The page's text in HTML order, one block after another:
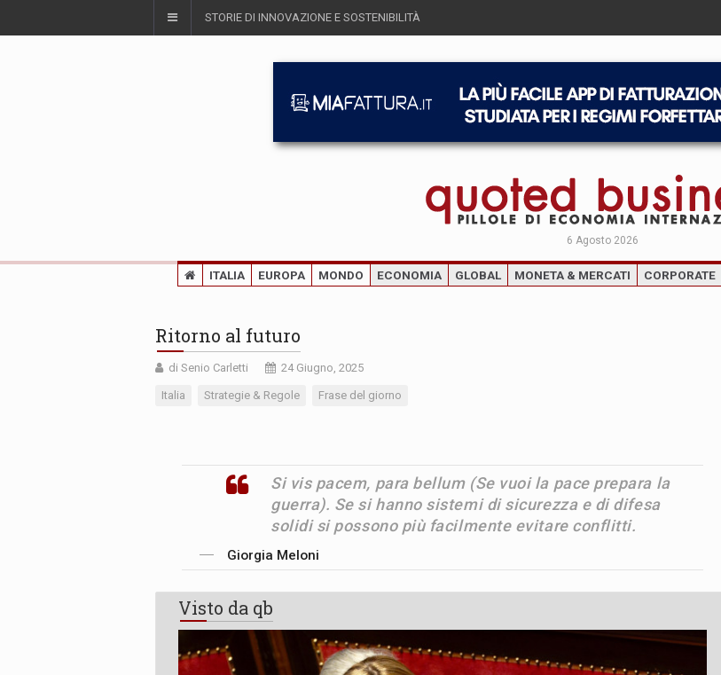
STORIE DI INNOVAZIONE E SOSTENIBILITÀ
6 Agosto 2026
ITALIA EUROPA MONDO ECONOMIA GLOBAL MONETA & MERCATI CORPORATE
Ritorno al futuro
di Senio Carletti 24 Giugno, 2025
Italia Strategie & Regole Frase del giorno
Si vis pacem, para bellum (Se vuoi la pace prepara la
guerra). Se si hanno sistemi di sicurezza e di difesa
solidi si possono più facilmente evitare conflitti.
Giorgia Meloni
Visto da qb